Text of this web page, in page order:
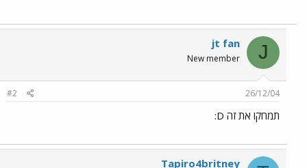
J
jt fan
New member
26/12/04
#2
תמחקו את זה D:
Tapiro4britney